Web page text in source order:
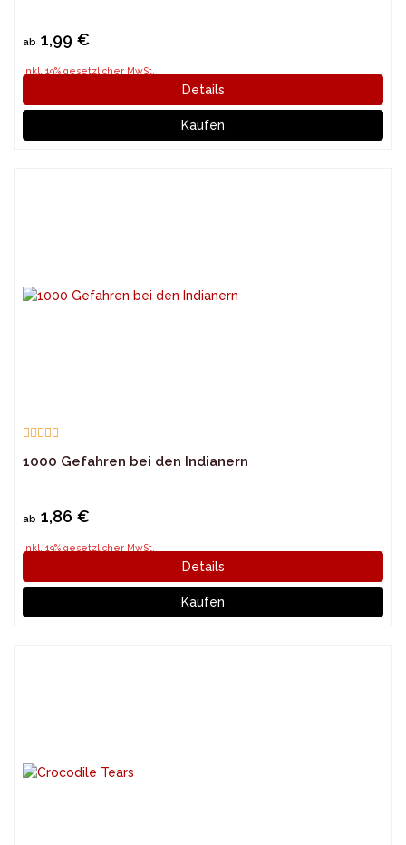
ab 1,99 €
inkl. 19% gesetzlicher MwSt.
Details
Kaufen
1000 Gefahren bei den Indianern
ab 1,86 €
inkl. 19% gesetzlicher MwSt.
Details
Kaufen